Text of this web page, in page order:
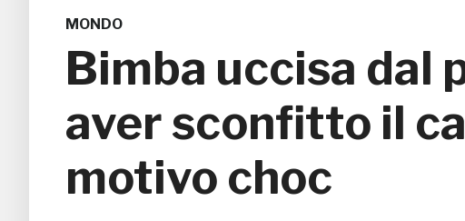
MONDO
Bimba uccisa dal
aver sconfitto il
motivo choc